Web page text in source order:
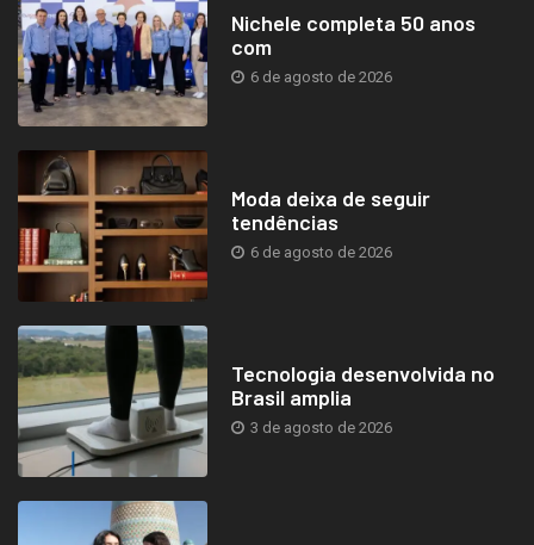
Nichele completa 50 anos
com
6 de agosto de 2026
Moda deixa de seguir
tendências
6 de agosto de 2026
Tecnologia desenvolvida no
Brasil amplia
3 de agosto de 2026